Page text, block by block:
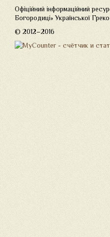
Офіційний інформаційний
Богородиці» Української
© 2012–2016